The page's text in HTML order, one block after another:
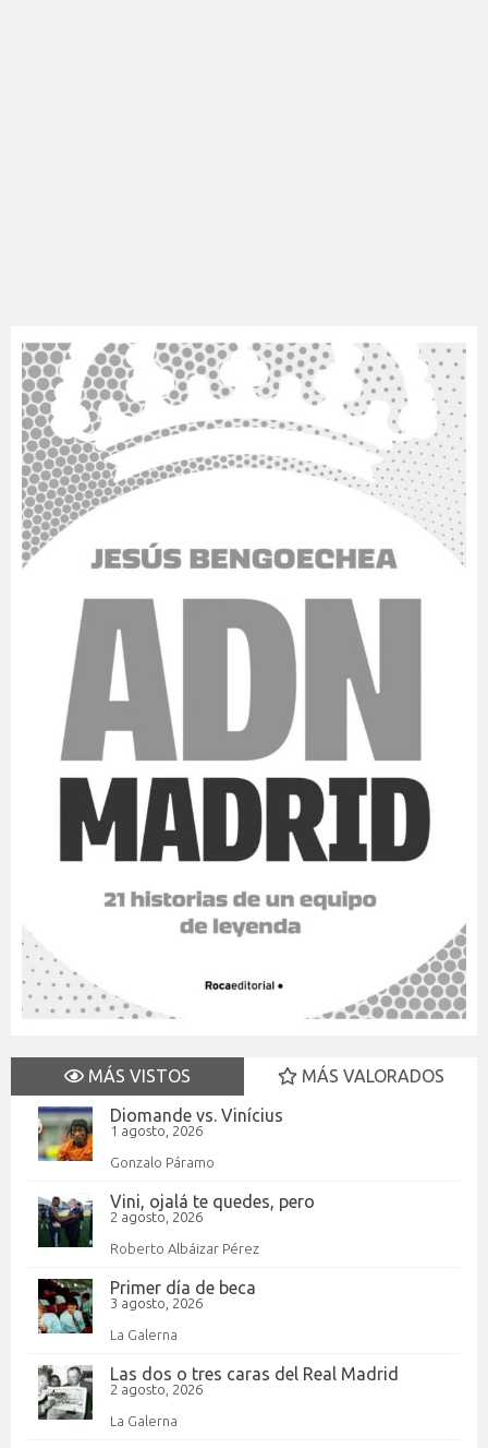
MÁS VISTOS
MÁS VALORADOS
Diomande vs. Vinícius
1 agosto, 2026
Gonzalo Páramo
Vini, ojalá te quedes, pero
2 agosto, 2026
Roberto Albáizar Pérez
Primer día de beca
3 agosto, 2026
La Galerna
Las dos o tres caras del Real Madrid
2 agosto, 2026
La Galerna